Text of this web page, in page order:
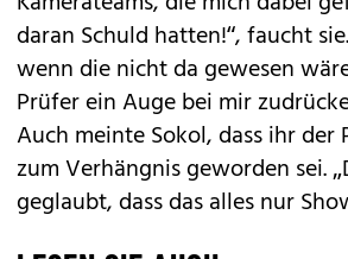
daran Schuld hatten!“, faucht
wenn die nicht da gewesen
Prüfer ein Auge bei mir
Auch meinte Sokol, dass ihr der
zum Verhängnis geworden sei.
geglaubt, dass das alles nur